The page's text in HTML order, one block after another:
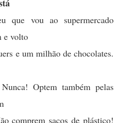
que vou ao supermercado
e volto
e um milhão de chocolates.
Optem também pelas
comprem sacos de plástico!